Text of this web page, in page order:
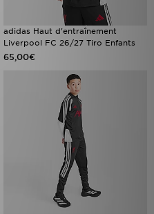
adidas Haut d'entraînement
Liverpool FC 26/27 Tiro Enfants
65,00€